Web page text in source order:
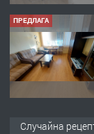
ПРЕДЛАГА
Случайна